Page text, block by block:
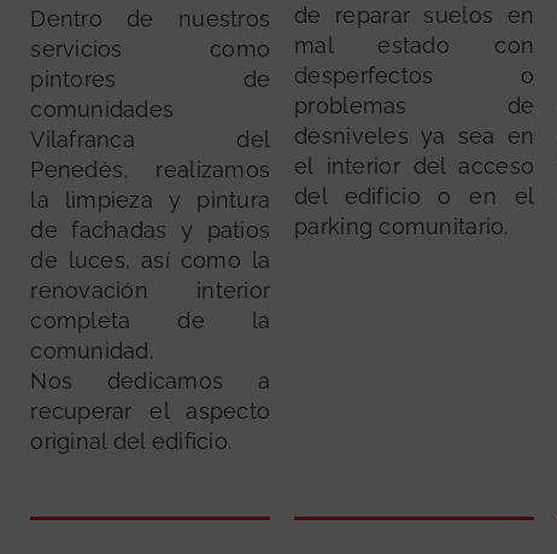
Dentro de nuestros
servicios como
pintores de
comunidades
Vilafranca del
Penedès, realizamos
la limpieza y pintura
de fachadas y patios
de luces, así como la
renovación interior
completa de la
comunidad.
Nos dedicamos a
recuperar el aspecto
original del edificio.
de reparar suelos en
mal estado con
desperfectos o
problemas de
desniveles ya sea en
el interior del acceso
del edificio o en el
parking comunitario.